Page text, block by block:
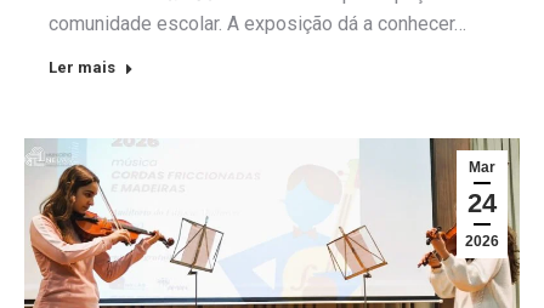
comunidade escolar. A exposição dá a conhecer…
Ler mais
Mar
24
2026